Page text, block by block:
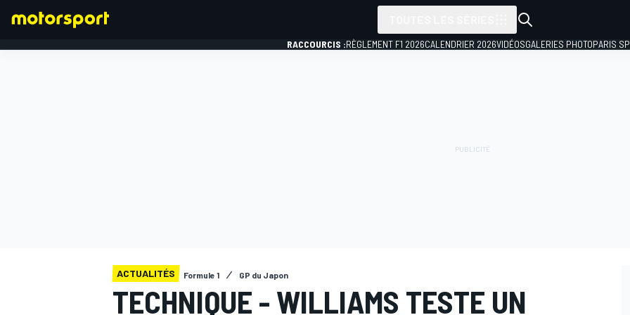
RACCOURCIS :RÈGLEMENT F1 2026CALENDRIER 2026VIDÉOSGALERIES PHOTOPARIS
ACTUALITÉS Formule 1 GP du Japon
TECHNIQUE - WILLIAMS TESTE UN